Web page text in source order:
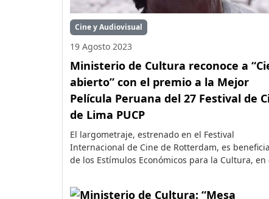
Cine y Audiovisual
19 Agosto 2023
Ministerio de Cultura reconoce a
abierto” con el premio a la Mejor
Película Peruana del 27 Festival de
de Lima PUCP
El largometraje, estrenado en el Festival
Internacional de Cine de Rotterdam, es
de los Estímulos Económicos para la Cultura, en